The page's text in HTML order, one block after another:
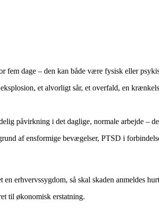
fem dage – den kan både være fysisk eller
et alvorligt sår, et overfald, en
påvirkning i det daglige, normale arbejde –
af ensformige bevægelser, PTSD i
erhvervssygdom, så skal skaden anmeldes
til økonomisk erstatning.